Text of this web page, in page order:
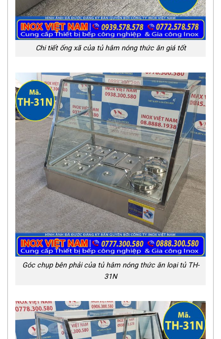
Chi tiết ống xã của tủ hâm nóng thức ăn giá tốt
Góc chụp bên phải của tủ hâm nóng thức ăn loại tủ TH-
31N